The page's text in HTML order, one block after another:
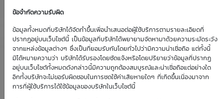
ข้อจำกัดความรับผิด
ข้อมูลทั้งหมดที่บริษัทได้จัดทำขึ้นเพื่อนำเสนอต่อผู้ใช้บริการตามรายละเอียดที่
ปรากฏอยู่บนเว็บไซต์นี้ เป็นข้อมูลที่บริษัทได้พยายามจัดหามาด้วยความระมัดระวัง
จากแหล่งข้อมูลต่างๆ ซึ่งเป็นที่ยอมรับกันโดยทั่วไปว่ามีความน่าเชื่อถือ แต่ทั้งนี้
มิได้หมายความว่า บริษัทได้รับรองโดยชัดแจ้งหรือโดยปริยายว่าข้อมูลที่ปรากฏ
อยู่บนเว็บไซต์ทั้งหมดดังกล่าวนี้มีความถูกต้องสมบูรณ์และน่าเชื่อถือแต่อย่างใด
อีกทั้งบริษัทจะไม่ขอรับผิดชอบในการชดใช้ค่าเสียหายใดๆ ที่เกิดขึ้นเนื่องมาจาก
การที่ผู้ใช้บริการได้ใช้ข้อมูลของบริษัทในเว็บไซต์นี้
วันซื้อขายวันแรก
8 มิ.ย. 2569
8 ส.ค. 2569
วันซื้อขายวันสุดท้าย
6 พ.ย. 2569